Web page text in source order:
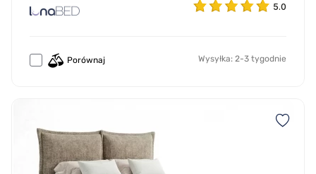
5.0
Porównaj Wysyłka: 2-3 tygodnie